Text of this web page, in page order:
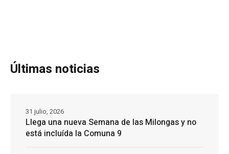
Últimas noticias
Llega una nueva Semana de las Milongas y no
está incluída la Comuna 9
31 julio, 2026